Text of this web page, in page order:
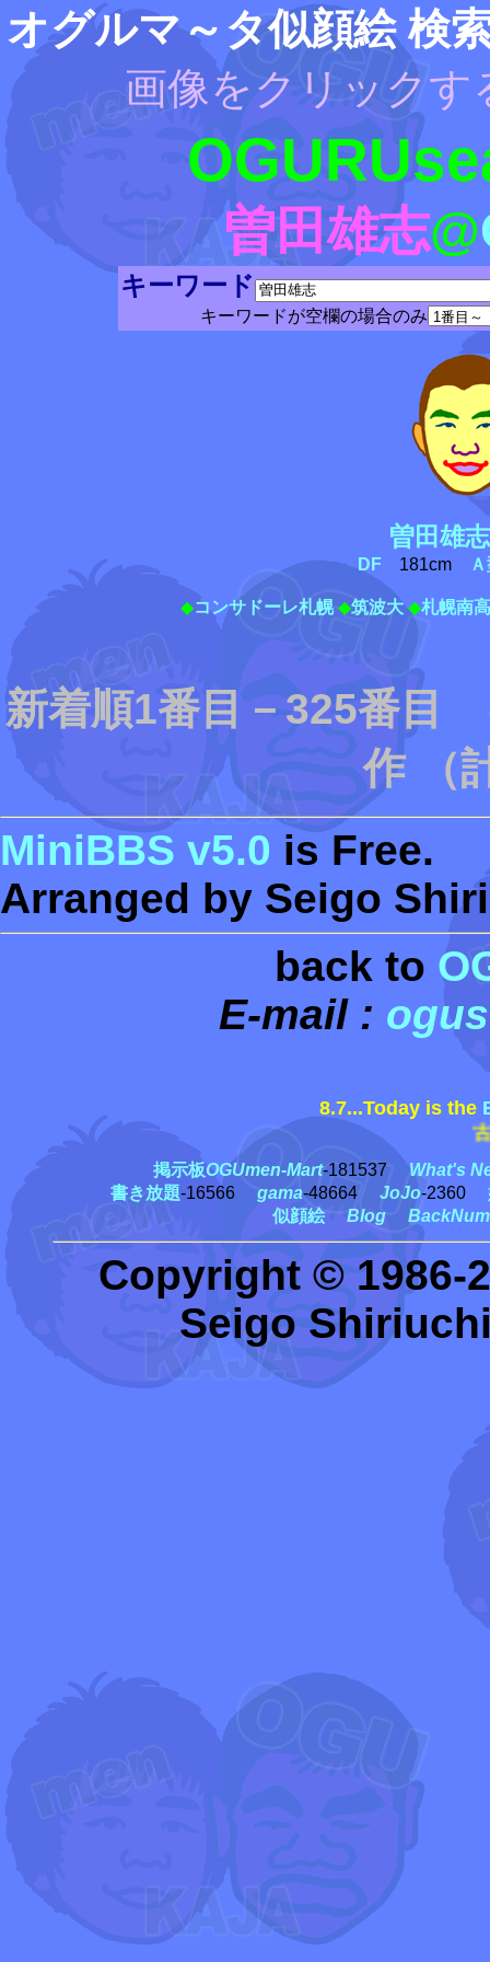
オグルマ～タ似顔絵 検
画像をクリックす
曽田雄志@
キーワード
キーワードが空欄の場合のみ
曽田雄志
DF 181cm
◆コンサドーレ札幌 ◆筑波大 ◆札幌南高
新着順1番目－325番
作 （
MiniBBS v5.0 is Free.
Arranged by Seigo
back to
E-mail :
8.7...Today is the
古
掲示板OGUmen-Mart-181537What's
書き放題-16566 gama-48664 JoJo-2360
似顔絵
Blog
Copyright © 1986-
Seigo